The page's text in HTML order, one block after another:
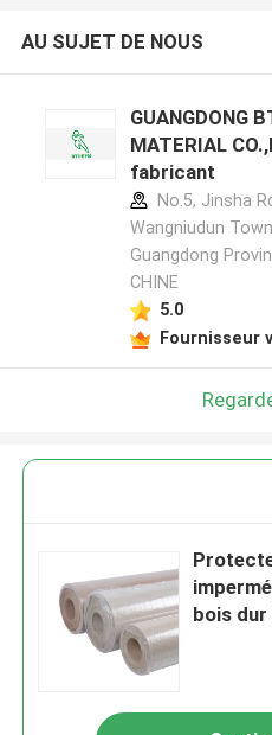
AU SUJET DE NOUS
GUANGDONG
MATERIAL
fabricant
No.5, Jinsha
Wangniudun
Guangdong
CHINE
5.0
Fournisseur
bois